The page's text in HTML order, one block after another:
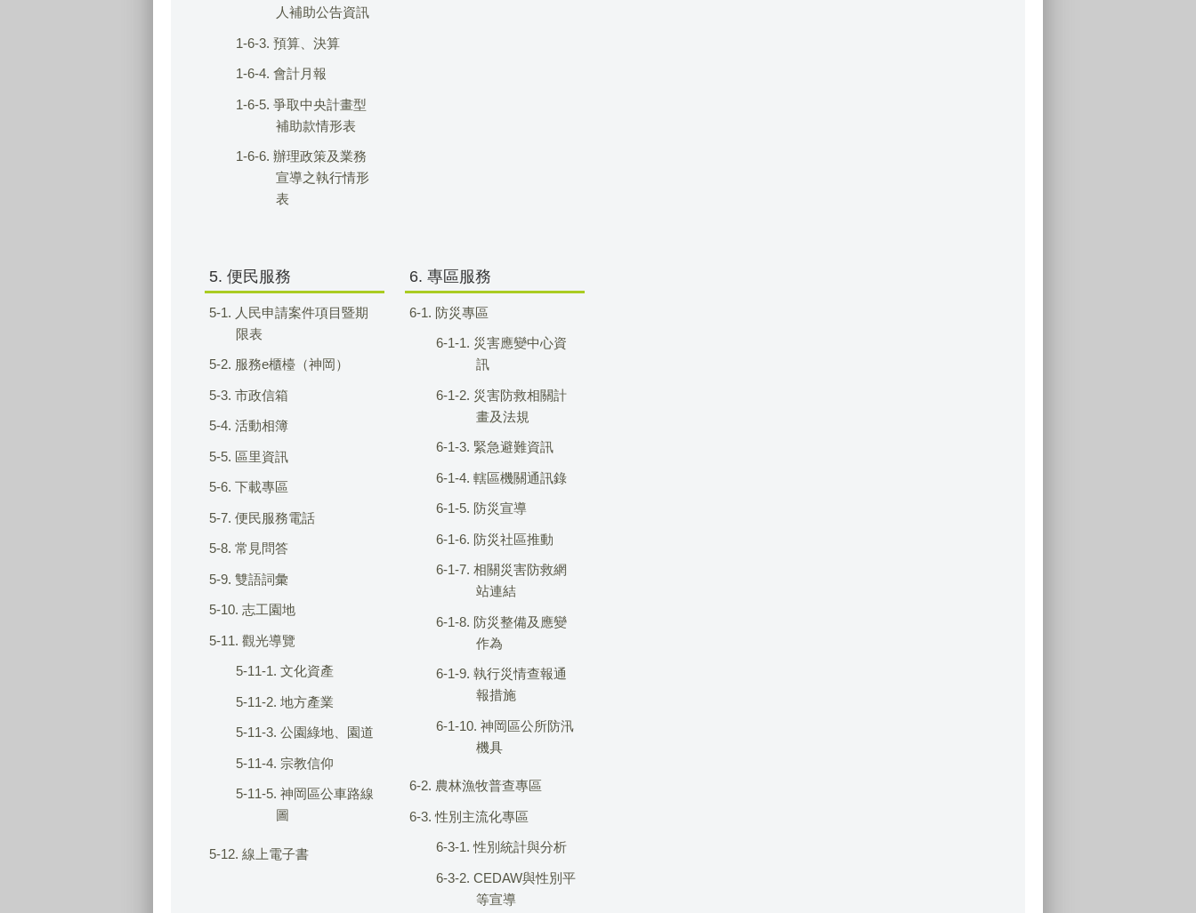
人補助公告資訊
1-6-3. 預算、決算
1-6-4. 會計月報
1-6-5. 爭取中央計畫型
補助款情形表
1-6-6. 辦理政策及業務
宣導之執行情形
表
5. 便民服務
5-1. 人民申請案件項目暨期
限表
5-2. 服務e櫃檯（神岡）
5-3. 市政信箱
5-4. 活動相簿
5-5. 區里資訊
5-6. 下載專區
5-7. 便民服務電話
5-8. 常見問答
5-9. 雙語詞彙
5-10. 志工園地
5-11. 觀光導覽
5-11-1. 文化資產
5-11-2. 地方產業
5-11-3. 公園綠地、園道
5-11-4. 宗教信仰
5-11-5. 神岡區公車路線
圖
5-12. 線上電子書
6. 專區服務
6-1. 防災專區
6-1-1. 災害應變中心資
訊
6-1-2. 災害防救相關計
畫及法規
6-1-3. 緊急避難資訊
6-1-4. 轄區機關通訊錄
6-1-5. 防災宣導
6-1-6. 防災社區推動
6-1-7. 相關災害防救網
站連結
6-1-8. 防災整備及應變
作為
6-1-9. 執行災情查報通
報措施
6-1-10. 神岡區公所防汛
機具
6-2. 農林漁牧普查專區
6-3. 性別主流化專區
6-3-1. 性別統計與分析
6-3-2. CEDAW與性別平
等宣導